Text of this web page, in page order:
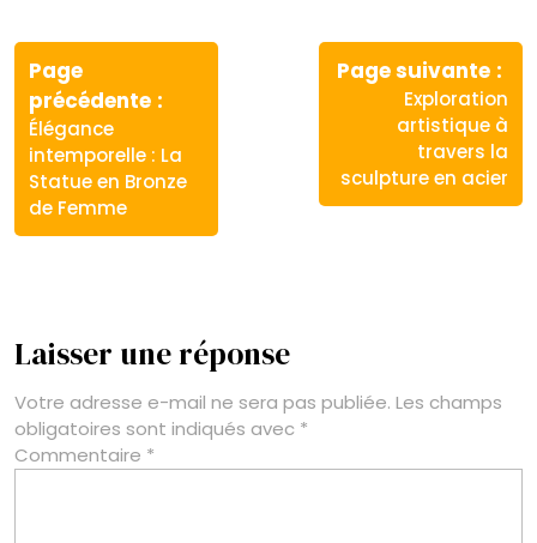
Navigation
de
l’article
Page
précédente
:
Élégance
intemporelle : La
Statue en Bronze
de Femme
Page suivante
Article
suivant
Exploration
artistique à
travers la
sculpture en acier
Laisser une réponse
Votre adresse e-mail ne sera pas publiée. Les champs
obligatoires sont indiqués avec *
Commentaire *